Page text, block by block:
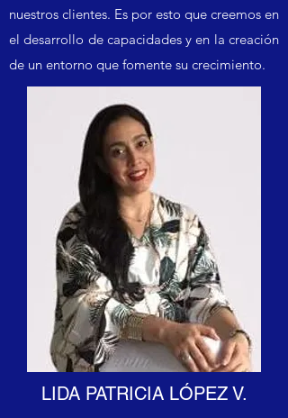
nuestros clientes. Es por esto que creemos en
el desarrollo de capacidades y en la creación
de un entorno que fomente su crecimiento.
LIDA PATRICIA LÓPEZ V.